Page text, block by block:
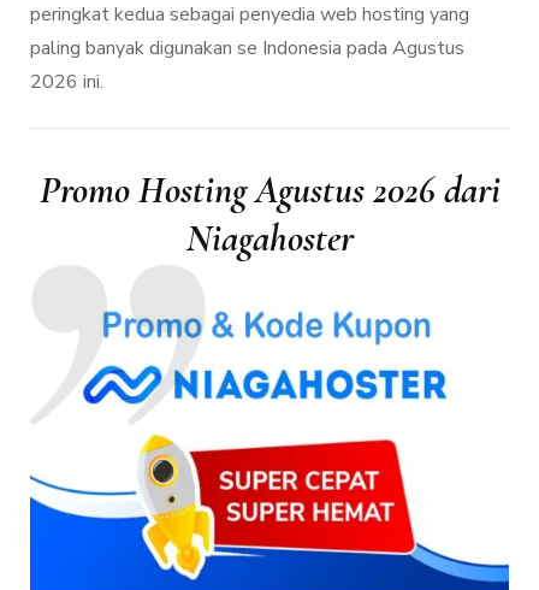
peringkat kedua sebagai penyedia web hosting yang
paling banyak digunakan se Indonesia pada Agustus
2026 ini.
Promo Hosting Agustus 2026 dari
Niagahoster